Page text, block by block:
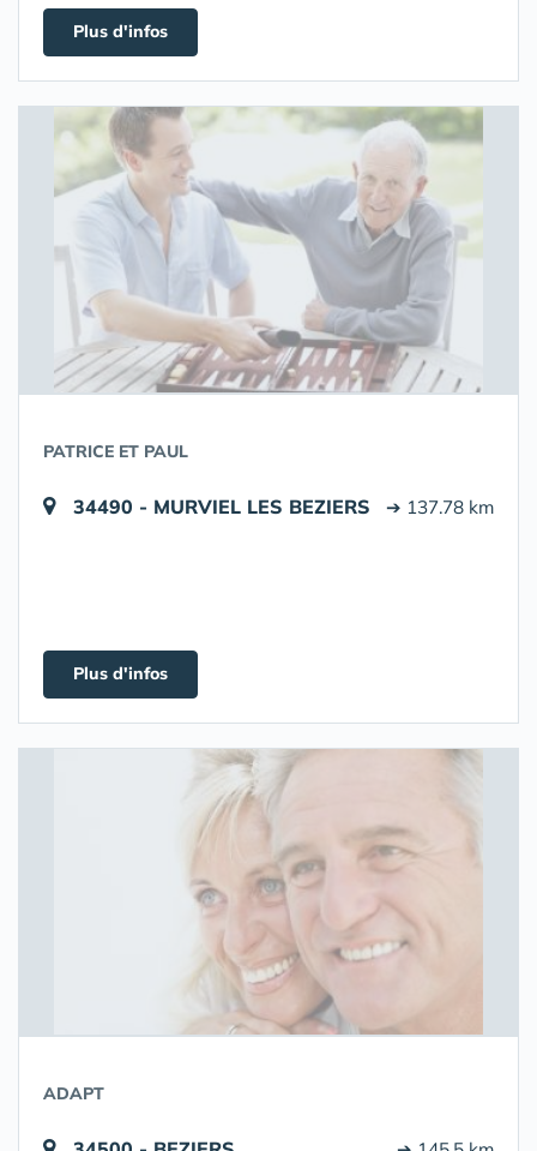
Plus d'infos
PATRICE ET PAUL
34490 - MURVIEL LES BEZIERS ➔ 137.78 km
Plus d'infos
ADAPT